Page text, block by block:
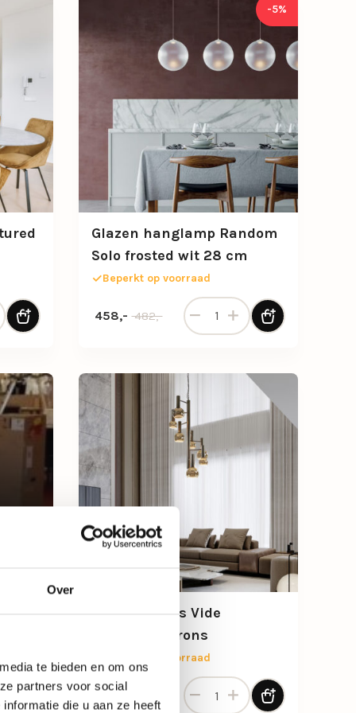
Over
te bieden en om ons
partners voor social
die u aan ze heeft
textured black ovaal aantal
-5%
Glazen hanglamp Random
Solo frosted wit 28 cm
Beperkt op voorraad
482,-
Oorspronkelijke prijs was: 482,-.
458,-
Huidige prijs is: 458,-.
Glazen hanglamp Random
Grote 7-lichts Vide
hanglamp brons
Beperkt op voorraad
1.309,-
Grote 7-lichts Vide hanglamp